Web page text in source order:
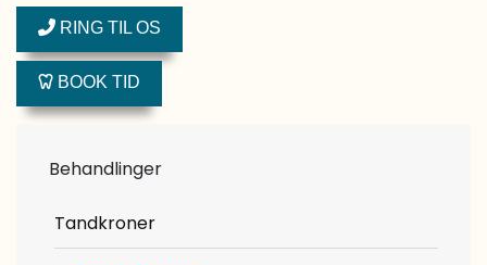
RING TIL OS
BOOK TID
Behandlinger
Tandkroner